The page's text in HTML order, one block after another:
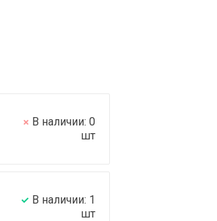
В наличии: 0
шт
В наличии: 1
шт